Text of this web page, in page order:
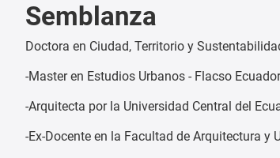
Semblanza
Doctora en Ciudad, Territorio y
-Master en Estudios Urbanos - Flacso
-Arquitecta por la Universidad Central del
-Ex-Docente en la Facultad de Arquitectura y